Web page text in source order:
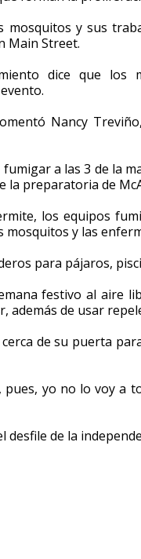
mosquitos y sus
Main Street.
dice que los
Nancy
a las 3 de la
la preparatoria de
los equipos
y las
para pájaros,
festivo al aire
además de usar
de su puerta
yo no lo voy a
desfile de la